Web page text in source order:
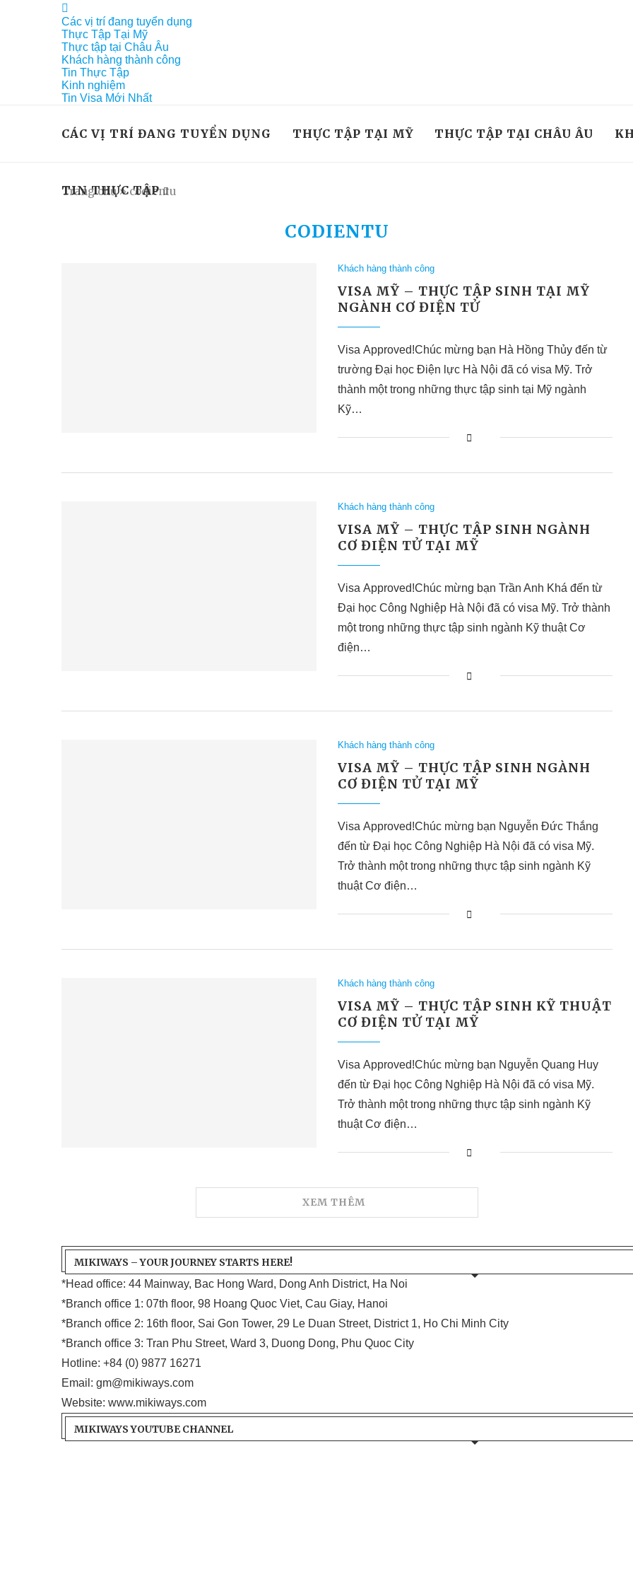
Các vị trí đang tuyển dụng
Thực Tập Tại Mỹ
Thực tập tại Châu Âu
Khách hàng thành công
Tin Thực Tập
Kinh nghiệm
Tin Visa Mới Nhất
CÁC VỊ TRÍ ĐANG TUYỂN DỤNG THỰC TẬP TẠI MỸ THỰC TẬP TẠI CHÂU ÂU
TIN THỰC TẬP
Trang chủ»codientu
CODIENTU
Khách hàng thành công
VISA MỸ – THỰC TẬP SINH TẠI MỸ
NGÀNH CƠ ĐIỆN TỬ
Visa Approved!Chúc mừng bạn Hà Hồng Thủy đến từ
trường Đại học Điện lực Hà Nội đã có visa Mỹ. Trở
thành một trong những thực tập sinh tại Mỹ ngành
Kỹ…
Khách hàng thành công
VISA MỸ – THỰC TẬP SINH NGÀNH
CƠ ĐIỆN TỬ TẠI MỸ
Visa Approved!Chúc mừng bạn Trần Anh Khá đến từ
Đại học Công Nghiệp Hà Nội đã có visa Mỹ. Trở thành
một trong những thực tập sinh ngành Kỹ thuật Cơ
điện…
Khách hàng thành công
VISA MỸ – THỰC TẬP SINH NGÀNH
CƠ ĐIỆN TỬ TẠI MỸ
Visa Approved!Chúc mừng bạn Nguyễn Đức Thắng
đến từ Đại học Công Nghiệp Hà Nội đã có visa Mỹ.
Trở thành một trong những thực tập sinh ngành Kỹ
thuật Cơ điện…
Khách hàng thành công
VISA MỸ – THỰC TẬP SINH KỸ THUẬT
CƠ ĐIỆN TỬ TẠI MỸ
Visa Approved!Chúc mừng bạn Nguyễn Quang Huy
đến từ Đại học Công Nghiệp Hà Nội đã có visa Mỹ.
Trở thành một trong những thực tập sinh ngành Kỹ
thuật Cơ điện…
XEM THÊM
MIKIWAYS – YOUR JOURNEY STARTS HERE!
*Head office: 44 Mainway, Bac Hong Ward, Dong Anh District, Ha Noi
*Branch office 1: 07th floor, 98 Hoang Quoc Viet, Cau Giay, Hanoi
*Branch office 2: 16th floor, Sai Gon Tower, 29 Le Duan Street, District 1, Ho Chi Minh City
*Branch office 3: Tran Phu Street, Ward 3, Duong Dong, Phu Quoc City
Hotline: +84 (0) 9877 16271
Email: gm@mikiways.com
Website: www.mikiways.com
MIKIWAYS YOUTUBE CHANNEL